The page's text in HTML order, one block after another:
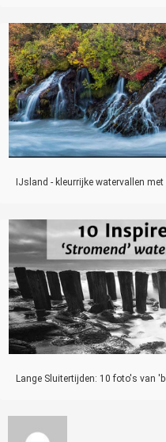
IJsland - kleurrijke watervallen
Lange Sluitertijden: 10 foto's van